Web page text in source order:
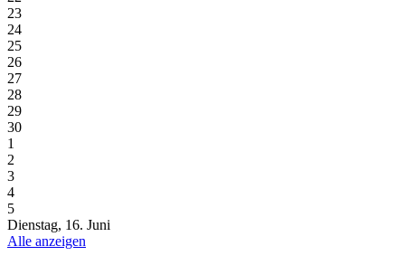
23
24
25
26
27
28
29
30
1
2
3
4
5
Dienstag, 16. Juni
Alle anzeigen